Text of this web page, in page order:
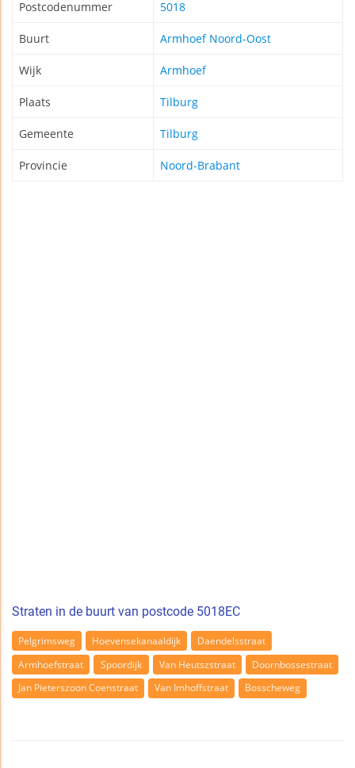
Postcodenummer 5018
Buurt Armhoef Noord-Oost
Wijk Armhoef
Plaats Tilburg
Gemeente Tilburg
Provincie Noord-Brabant
Straten in de buurt van postcode 5018EC
Pelgrimsweg Hoevensekanaaldijk
Daendelsstraat
Armhoefstraat
Spoordijk Van Heutszstraat
Doornbossestraat
Jan Pieterszoon Coenstraat
Van Imhoffstraat Bosscheweg